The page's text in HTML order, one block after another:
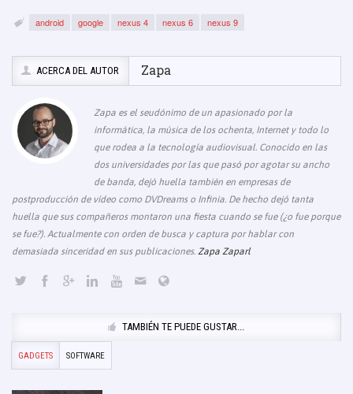
android google nexus 4 nexus 6 nexus 9
ACERCA DEL AUTOR Zapa
Zapa es el seudónimo de un apasionado por la
informática, la música de los ochenta, Internet y todo lo
que rodea a la tecnología audiovisual. Conocido en las
dos universidades por las que pasó por agotar su ancho
de banda, dejó huella también en empresas de
postproducción de vídeo como DVDreams o Infinia. De hecho dejó tanta
huella que sus compañeros montaron una fiesta cuando se fue (¿o fue porque
se fue?). Actualmente con orden de busca y captura por hablar con
demasiada sinceridad en sus publicaciones. Zapa Zaparl
TAMBIÉN TE PUEDE GUSTAR...
GADGETS SOFTWARE